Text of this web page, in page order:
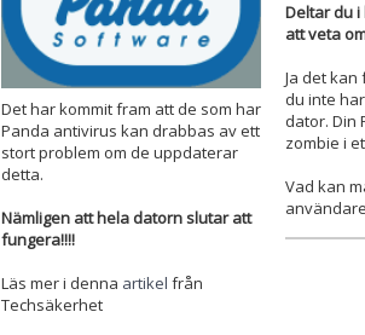
Det har kommit fram att de som har
Panda antivirus kan drabbas av ett
stort problem om de uppdaterar
detta.
Nämligen att hela datorn slutar att
fungera!!!!
Läs mer i denna artikel från
Techsäkerhet
Deltar du
att veta
Ja det
du inte
dator. Din
zombie i
Vad kan